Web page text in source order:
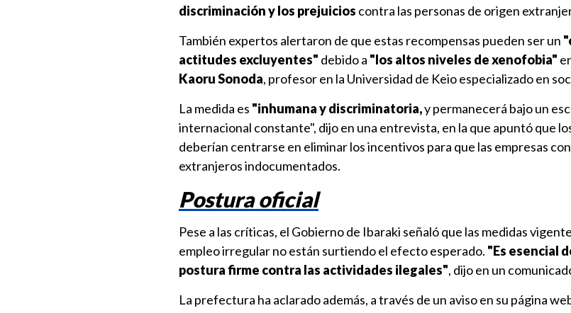
discriminación y los prejuicios contra las personas de origen
También expertos alertaron de que estas recompensas pueden ser un
actitudes excluyentes" debido a "los altos niveles de xenofobia"
Kaoru Sonoda, profesor en la Universidad de Keio especializado en
La medida es "inhumana y discriminatoria,y permanecerá bajo un
internacional constante", dijo en una entrevista, en la que apuntó que
deberían centrarse en eliminar los incentivos para que las empresas
extranjeros indocumentados.
Postura oficial
Pese a las críticas, el Gobierno de Ibaraki señaló que las medidas
empleo irregular no están surtiendo el efecto esperado. "Es esencial
postura firme contra las actividades ilegales", dijo en un
La prefectura ha aclarado además, a través de un aviso en su página